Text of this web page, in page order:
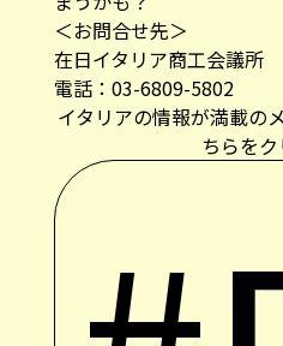
＜お問合せ先＞
在日イタリア商工会議所
電話：03-6809-5802
イタリアの情報が満載の
ちらを